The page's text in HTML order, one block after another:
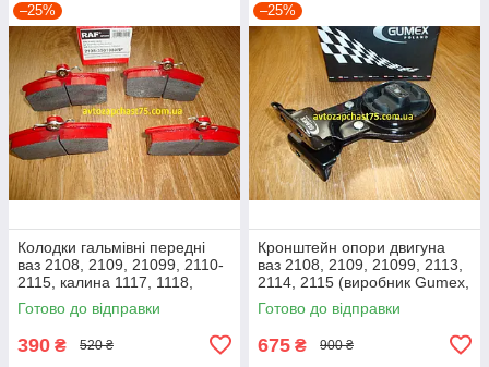
–25%
Колодки гальмівні передні
ваз 2108, 2109, 21099, 2110-
2115, калина 1117, 1118,
1119, приора 2170 (Raf,
Латвія)
Готово до відправки
390 ₴ 520 ₴
–25%
Кронштейн опори двигуна
ваз 2108, 2109, 21099, 2113,
2114, 2115 (виробник Gumex,
Польща)
Готово до відправки
675 ₴ 900 ₴